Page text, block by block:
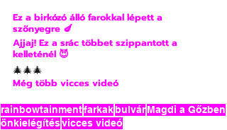
Ez a birkózó álló farokkal lépett a
szőnyegre 🍆
Ajjaj! Ez a srác többet szippantott a
kelleténél 😈
🎄🎄🎄
Még több vicces videó
rainbowtainmentfarkakbulvárMagdi a Gőzben
önkielégítésvicces videó